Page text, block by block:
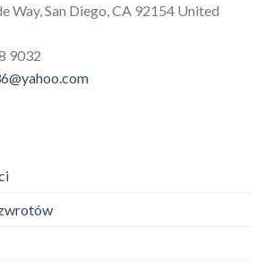
Way, San Diego, CA 92154 United
9032